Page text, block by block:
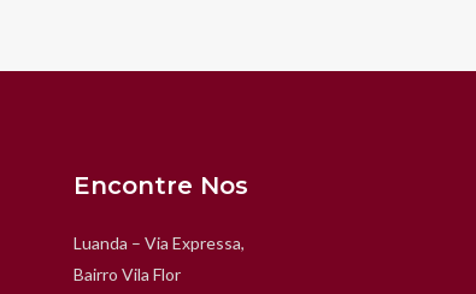
Encontre Nos
Luanda – Via Expressa,
Bairro Vila Flor